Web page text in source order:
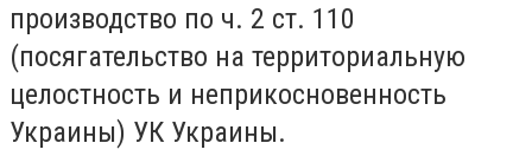
производство по ч. 2 ст. 110
(посягательство на территориальную
целостность и неприкосновенность
Украины) УК Украины.